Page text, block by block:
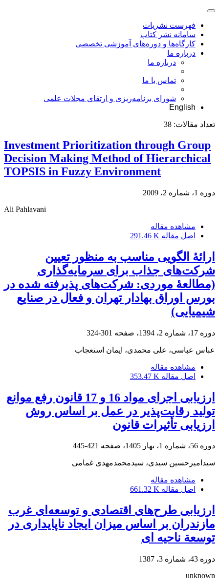
فهرست نشریات
سامانه نشر کتاب
کارگاه‌ها و دوره‌های آموزشی تخصصی
درباره ما
درباره ما
تماس با ما
شورای برنامه‌ریزی و ارتقای مجلات علمی
English
تعداد مقالات: 38
Investment Prioritization through Group
Decision Making Method of Hierarchical
TOPSIS in Fuzzy Environment
دوره 1، شماره 2، 2009
Ali Pahlavani
مشاهده مقاله
اصل مقاله 291.46 K
ارائۀ الگویی مناسب به منظور تعیین
شرکت‌های جذاب برای سرمایه‌گذاری
(مطالعۀ موردی: شرکت‌های پذیرفته شده در
بورس اوراق بهادار تهران و فعال در صنایع
شیمیایی)
دوره 17، شماره 2، 1394، صفحه 301-324
عباس عباسی، علی محمدی، ایمان استعجاب
مشاهده مقاله
اصل مقاله 353.47 K
ارزیابی اجرای مواد 16 و 17 قانون رفع موانع
تولید رقابت‌پذیر در عمل بر اساس روش
ارزیابی تأثیرات قانون
دوره 56، شماره 1، بهار 1405، صفحه 421-445
سیدامیرحسین سیدی، سیدمحمدمهدی غمامی
مشاهده مقاله
اصل مقاله 661.32 K
ارزیابی طرح‌های اقتصادی و توسعه‌ای غرب‌
مازندران بر اساس میزان ایجاد ناپایداری در
توسعة ناحیه ای
دوره 43، شماره 3، 1387
unknown